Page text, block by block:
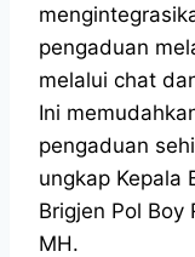
pengaduan
melalui chat
Ini
pengaduan
ungkap Kepala
Brigjen Pol Boy
MH.